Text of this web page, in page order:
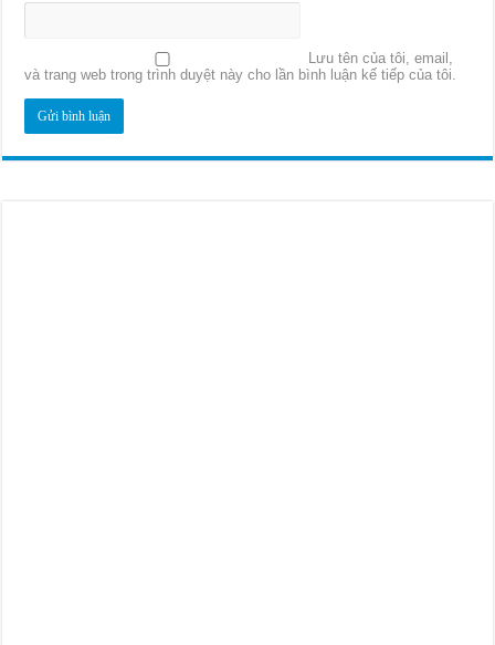
Lưu tên của tôi, email,
và trang web trong trình duyệt này cho lần bình luận kế tiếp của tôi.